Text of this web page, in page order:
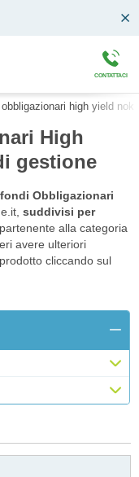
CONTATTACI
high yield nok
High
gestione
Obbligazionari
suddivisi per
alla categoria
avere ulteriori
cliccando sul